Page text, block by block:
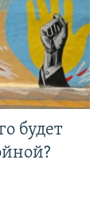
будет